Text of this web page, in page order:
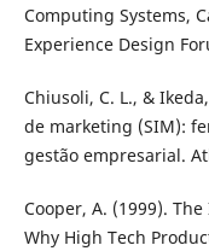
Computing Systems,
Experience Design
Chiusoli, C. L., &
de marketing (SIM):
gestão empresarial.
Cooper, A. (1999).
Why High Tech